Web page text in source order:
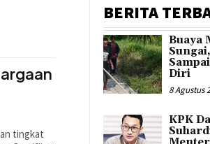
tingkat
BERITA
Buaya
Diri
8 Agustus
KPK